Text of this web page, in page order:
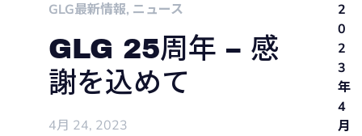
GLG最新情報, ニュース
GLG 25周年 – 感
謝を込めて
4月 24, 2023
2
0
2
3
年
4
月